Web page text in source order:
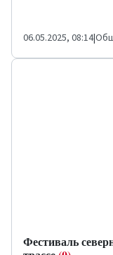
06.05.2025, 08:14|
Фестиваль